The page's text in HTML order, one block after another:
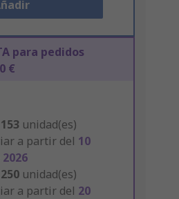
para pedidos
€
153 unidad(es)
a partir del 10
250 unidad(es)
a partir del 20